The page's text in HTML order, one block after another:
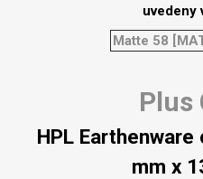
uvedeny
Matte 58
Plus
HPL
mm x